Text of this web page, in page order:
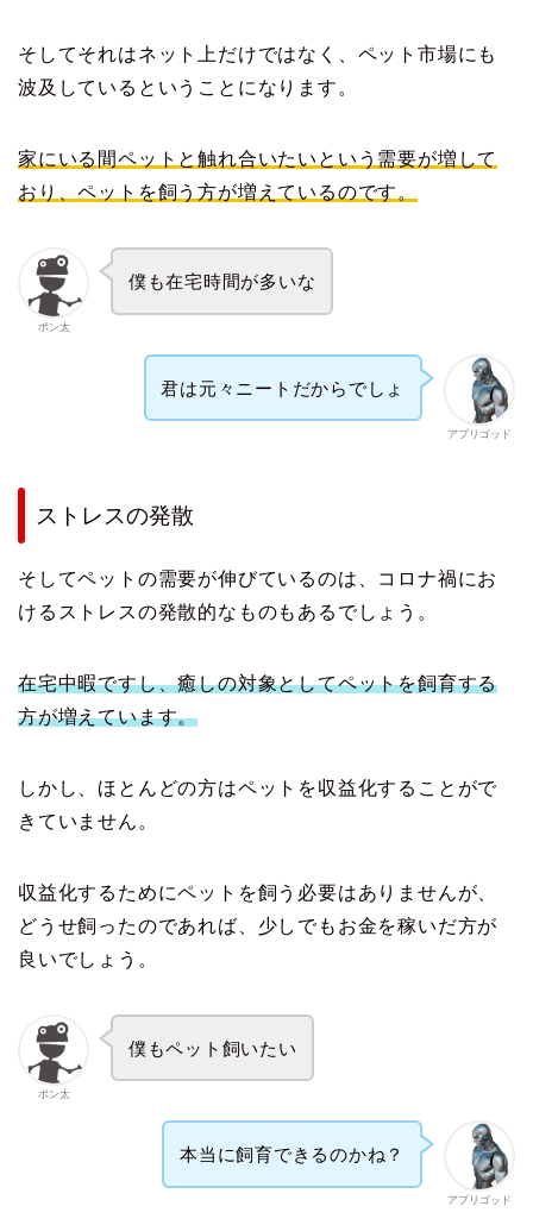
そしてそれはネット上だけではなく、ペット市場にも
波及しているということになります。
家にいる間ペットと触れ合いたいという需要が増して
おり、ペットを飼う方が増えているのです。
ポン太
僕も在宅時間が多いな
アプリゴッド
君は元々ニートだからでしょ
ストレスの発散
そしてペットの需要が伸びているのは、コロナ禍にお
けるストレスの発散的なものもあるでしょう。
在宅中暇ですし、癒しの対象としてペットを飼育する
方が増えています。
しかし、ほとんどの方はペットを収益化することがで
きていません。
収益化するためにペットを飼う必要はありませんが、
どうせ飼ったのであれば、少しでもお金を稼いだ方が
良いでしょう。
ポン太
僕もペット飼いたい
アプリゴッド
本当に飼育できるのかね？